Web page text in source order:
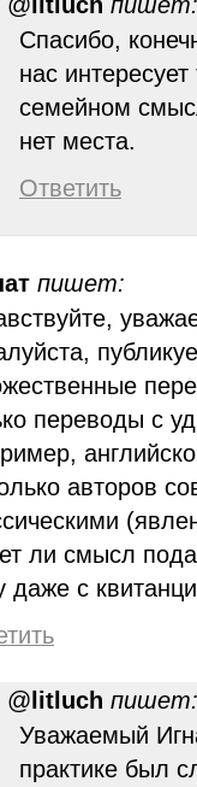
Спасибо,
нас
семейном
нет места.
Ответить
пишет:
переводы с
авторов
ли смысл
даже с
@ litluch пишет:
Уважаемый
практике был